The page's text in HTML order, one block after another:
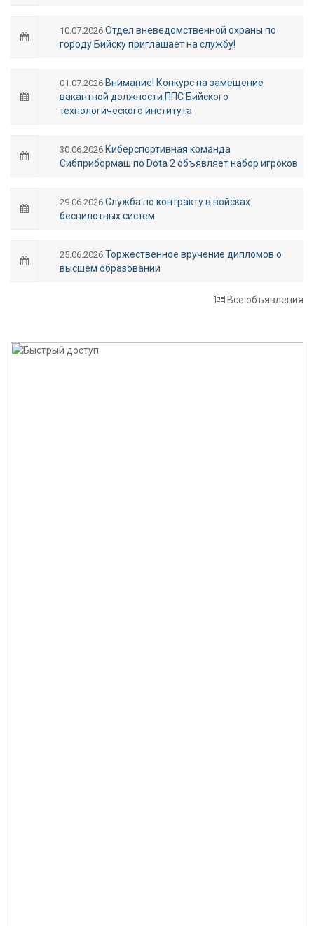
10.07.2026 Отдел вневедомственной охраны по
городу Бийску приглашает на службу!
01.07.2026 Внимание! Конкурс на замещение
вакантной должности ППС Бийского
технологического института
30.06.2026 Киберспортивная команда
Сибприбормаш по Dota 2 объявляет набор игроков
29.06.2026 Служба по контракту в войсках
беспилотных систем
25.06.2026 Торжественное вручение дипломов о
высшем образовании
Все объявления